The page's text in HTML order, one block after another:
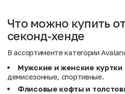
Что можно купить
секонд-хенде
В ассортименте категории
Мужские и женские куртки
демисезонные, спортивные.
Флисовые кофты и